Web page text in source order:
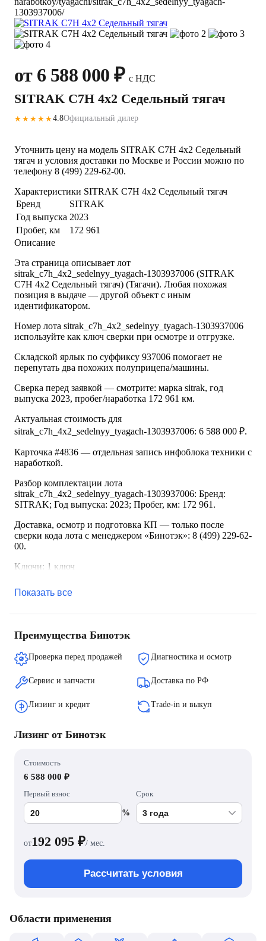
1303937006/
от 6 588 000 ₽с НДС
SITRAK C7H 4x2 Седельный тягач
★★★★★4.8Официальный дилер
Уточнить цену на модель SITRAK C7H 4x2 Седельный
тягач и условия доставки по Москве и России можно по
телефону 8 (499) 229-62-00.
Характеристики SITRAK C7H 4x2 Седельный тягач
Бренд
SITRAK
Год выпуска 2023
Пробег, км
172 961
Описание
Эта страница описывает лот
sitrak_c7h_4x2_sedelnyy_tyagach-1303937006 (SITRAK
C7H 4x2 Седельный тягач) (Тягачи). Любая похожая
позиция в выдаче — другой объект с иным
идентификатором.
Номер лота sitrak_c7h_4x2_sedelnyy_tyagach-1303937006
используйте как ключ сверки при осмотре и отгрузке.
Складской ярлык по суффиксу 937006 помогает не
перепутать два похожих полуприцепа/машины.
Сверка перед заявкой — смотрите: марка sitrak, год
выпуска 2023, пробег/наработка 172 961 км.
Актуальная стоимость для
sitrak_c7h_4x2_sedelnyy_tyagach-1303937006: 6 588 000 ₽.
Карточка #4836 — отдельная запись инфоблока техники с
наработкой.
Разбор комплектации лота
sitrak_c7h_4x2_sedelnyy_tyagach-1303937006: Бренд:
SITRAK; Год выпуска: 2023; Пробег, км: 172 961.
Доставка, осмотр и подготовка КП — только после
сверки кода лота с менеджером «Бинотэк»: 8 (499) 229-62-
00.
Ключи: 1 ключ
Показать все
Преимущества Бинотэк
Проверка перед продажей Диагностика и осмотр
Сервис и запчасти Доставка по РФ
Лизинг и кредит Trade-in и выкуп
Лизинг от Бинотэк
Стоимость
6 588 000 ₽
Первый взнос
%
Срок
от192 095 ₽/ мес.
Рассчитать условия
Области применения